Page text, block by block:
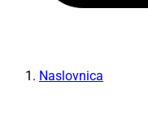
Naslovnica